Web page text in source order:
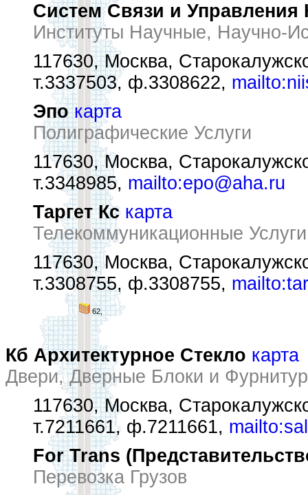
Систем Связи и Управления
Институты Научные, Научно-
117630, Москва,
т.3337503, ф.3308622,
Эпо карта
Полиграфические Услуги
117630, Москва,
т.3348985, mailto:epo@aha.ru
Таргет Кс карта
Телекоммуникационные Услуги
117630, Москва,
т.3308755, ф.3308755,
62,
Кб Архитектурное Стекло карта
Двери, Дверные Блоки и
117630, Москва,
т.7211661, ф.7211661,
For Trans
Перевозка Грузов